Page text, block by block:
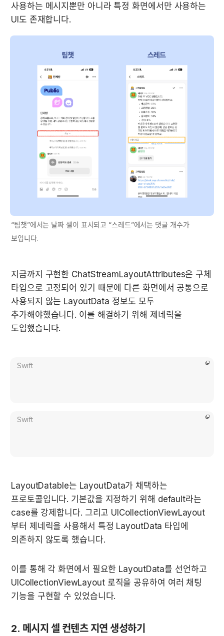
사용하는 메시지뿐만 아니라 특정 화면에서만 사용하는
UI도 존재합니다.
“팀챗”에서는 날짜 셀이 표시되고 “스레드”에서는 댓글 개수가
보입니다.
지금까지 구현한 ChatStreamLayoutAttributes은 구체
타입으로 고정되어 있기 때문에 다른 화면에서 공통으로
사용되지 않는 LayoutData 정보도 모두
추가해야했습니다. 이를 해결하기 위해 제네릭을
도입했습니다.
Swift
Swift
LayoutDatable는 LayoutData가 채택하는
프로토콜입니다. 기본값을 지정하기 위해 default라는
case를 강제합니다. 그리고 UICollectionViewLayout
부터 제네릭을 사용해서 특정 LayoutData 타입에
의존하지 않도록 했습니다.
이를 통해 각 화면에서 필요한 LayoutData를 선언하고
UICollectionViewLayout 로직을 공유하여 여러 채팅
기능을 구현할 수 있었습니다.
2. 메시지 셀 컨텐츠 지연 생성하기